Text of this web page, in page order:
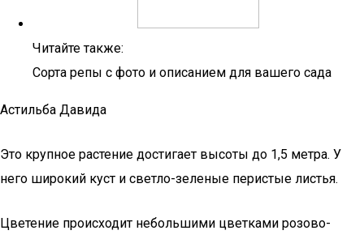
Читайте также:
Сорта репы с фото и описанием для вашего сада
Астильба Давида
Это крупное растение достигает высоты до 1,5 метра. У
него широкий куст и светло-зеленые перистые листья.
Цветение происходит небольшими цветками розово-